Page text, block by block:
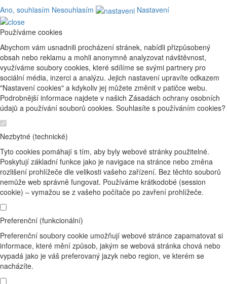
Ano, souhlasím Nesouhlasím Nastavení
Používáme cookies
Abychom vám usnadnili procházení stránek, nabídli přizpůsobený
obsah nebo reklamu a mohli anonymně analyzovat návštěvnost,
využíváme soubory cookies, které sdílíme se svými partnery pro
sociální média, inzerci a analýzu. Jejich nastavení upravíte odkazem
"Nastavení cookies" a kdykoliv jej můžete změnit v patičce webu.
Podrobnější informace najdete v našich Zásadách ochrany osobních
údajů a používání souborů cookies. Souhlasíte s používáním cookies?
Nezbytné (technické)
Tyto cookies pomáhají s tím, aby byly webové stránky použitelné.
Poskytují základní funkce jako je navigace na stránce nebo změna
rozlišení prohlížeče dle velikosti vašeho zařízení. Bez těchto souborů
nemůže web správně fungovat. Používáme krátkodobé (session
cookie) – vymažou se z vašeho počítače po zavření prohlížeče.
Preferenční (funkcionální)
Preferenční soubory cookie umožňují webové stránce zapamatovat si
informace, které mění způsob, jakým se webová stránka chová nebo
vypadá jako je váš preferovaný jazyk nebo region, ve kterém se
nacházíte.